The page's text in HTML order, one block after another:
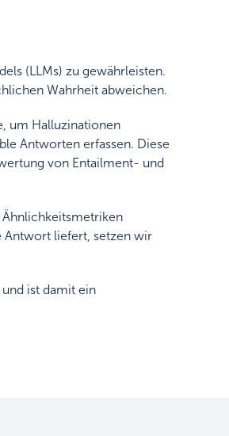
(LLMs) zu gewährleisten.
Wahrheit abweichen.
um Halluzinationen
Antworten erfassen. Diese
von Entailment- und
Antwort liefert, setzen wir
ist damit ein